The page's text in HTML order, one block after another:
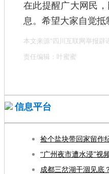
在此提醒广大网民
息。希望大家自觉
本文来源"四川互联网举报辟
责任编辑：叶蜜蜜
信息平台
成都三岔湖干涸见底